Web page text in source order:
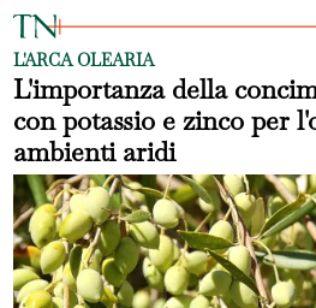
L'ARCA OLEARIA
L'importanza della
con potassio e zinco per
ambienti aridi